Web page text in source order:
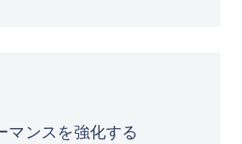
マンスを強化する